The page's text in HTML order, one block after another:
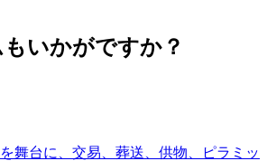
いかがですか？
舞台に、交易、葬送、供物、ピラミッ